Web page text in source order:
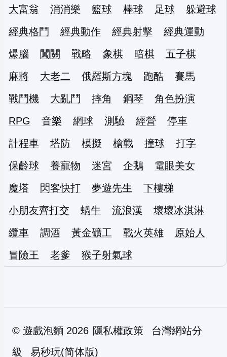
大富翁
消消樂 籃球 棒球 足球
躲避球
經典格鬥
經典動作 經典射擊
經典運動
爆腦
闖關 戰略 象棋 暗棋
五子棋
麻將
大老二 俄羅斯方塊 跑酷
賽馬
戰鬥機
大亂鬥 摔角 鋼琴
角色扮演
RPG
音樂 網球 測驗 經營
停車
計程車
塔防 模擬 槍戰 撞球
打字
保齡球
養寵物 迷宮 企鵝
電眼美女
魔塔
閃客快打 夢遊先生
下樓梯
小朋友齊打交
蝸牛 流浪漢
壞壞冰淇淋
纜車
調酒 黃金礦工 戰火英雄
原始人
冒險王
老爹 猴子射氣球
© 遊戲泡麵 2026 隱私權政策
台灣網站分
級
易秒玩(简体版)